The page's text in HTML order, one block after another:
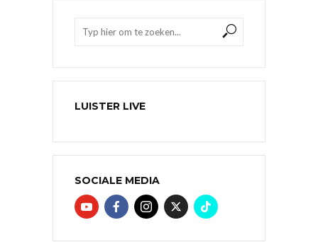
LUISTER LIVE
SOCIALE MEDIA